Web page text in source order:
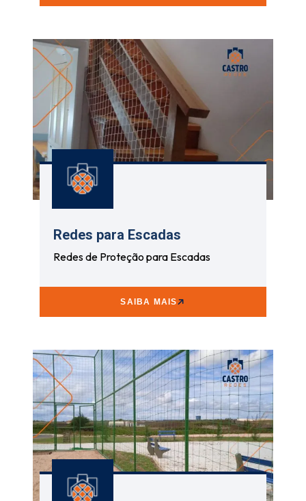
Redes para Escadas
Redes de Proteção para Escadas
SAIBA MAIS